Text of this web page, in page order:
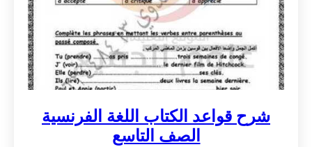
شرح قواعد الكتاب اللغة الفرنسية
الصف التاسع